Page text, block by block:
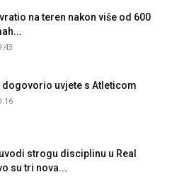
na teren nakon više od 600
dogovorio uvjete s Atleticom
strogu disciplinu u Real
su tri nova...